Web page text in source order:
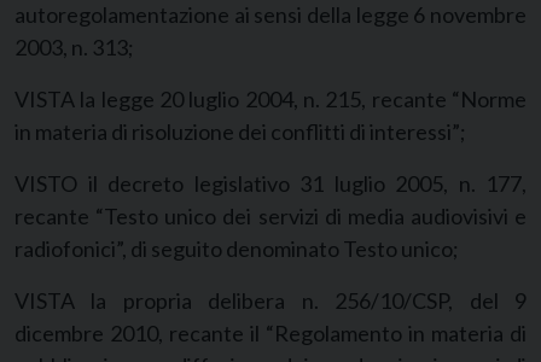
autoregolamentazione ai sensi della legge 6 novembre
2003, n. 313;
VISTA la legge 20 luglio 2004, n. 215, recante “Norme
in materia di risoluzione dei conflitti di interessi”;
VISTO il decreto legislativo 31 luglio 2005, n. 177,
recante “Testo unico dei servizi di media audiovisivi e
radiofonici”, di seguito denominato Testo unico;
VISTA la propria delibera n. 256/10/CSP, del 9
dicembre 2010, recante il “Regolamento in materia di